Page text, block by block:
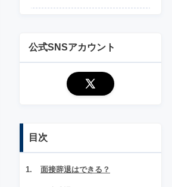
公式SNSアカウント
目次
面接辞退はできる？